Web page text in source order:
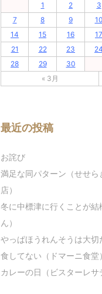
1
2 3
7
8 9 10
14
15 16 17
21
22 23 24
28
29
30
« 3月
最近の投稿
お詫び
満足な同パターン（せせ
店）
冬に中標津に行くことが
ん）
やっぱほうれんそうは大
食してない（ドマーニ食堂）
カレーの日（ビスターレサ